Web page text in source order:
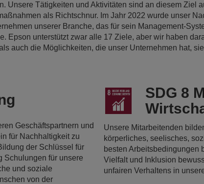
Unsere Tätigkeiten und Aktivitäten sind an diesem Ziel
als Richtschnur. Im Jahr 2022 wurde unser
unserer Branche, das für sein Management-
Epson unterstützt zwar alle 17 Ziele, aber wir haben
auch die Möglichkeiten, die unser Unternehmen hat,
Geschäftspartnern und
für Nachhaltigkeit zu
der Schlüssel für
Schulungen für unsere
und soziale
von der
SDG 8
Unsere Mitarbeitenden
körperliches, seelisches,
besten Arbeitsbedingungen
Vielfalt und Inklusion
unfairen Verhaltens in